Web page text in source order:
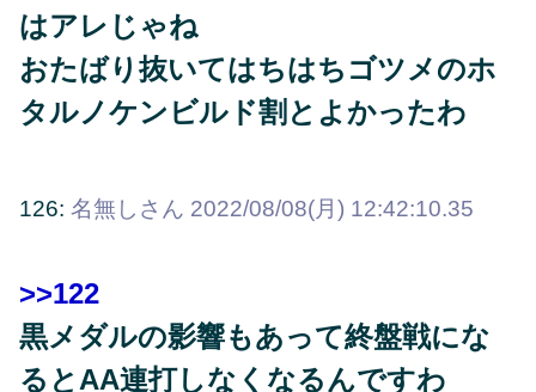
はアレじゃね
おたばり抜いてはちはちゴツメのホ
タルノケンビルド割とよかったわ
126: 名無しさん 2022/08/08(月) 12:42:10.35
>>122
黒メダルの影響もあって終盤戦にな
るとAA連打しなくなるんですわ